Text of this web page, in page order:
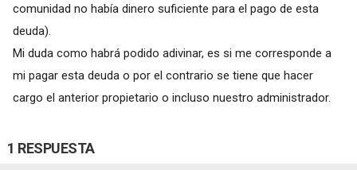
comunidad no había dinero suficiente para el pago de esta
deuda).
Mi duda como habrá podido adivinar, es si me corresponde a
mi pagar esta deuda o por el contrario se tiene que hacer
cargo el anterior propietario o incluso nuestro administrador.
1 RESPUESTA